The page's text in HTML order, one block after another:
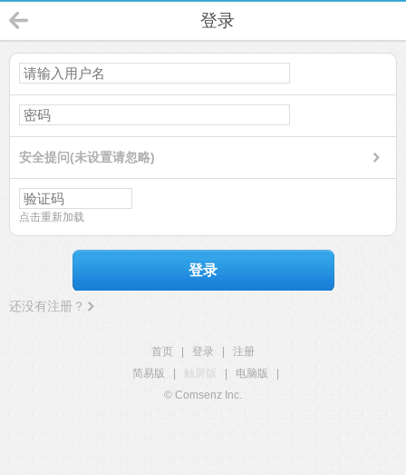
登录
安全提问(未设置请忽略)
点击重新加载
登录
还没有注册？
首页 登录
注册
简易版
触屏版 电脑版
© Comsenz Inc.